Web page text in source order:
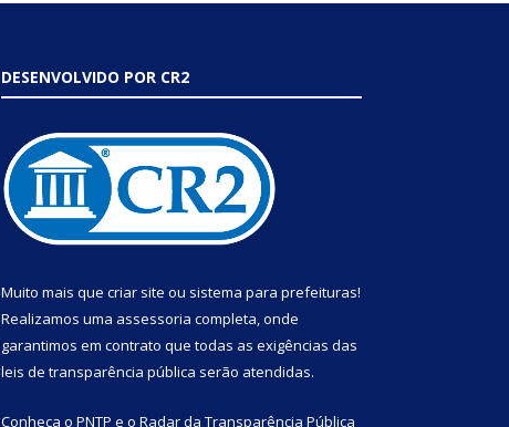
DESENVOLVIDO POR CR2
Muito mais que criar site ou sistema para prefeituras!
Realizamos uma assessoria completa, onde
garantimos em contrato que todas as exigências das
leis de transparência pública serão atendidas.
Conheça o PNTP e o Radar da Transparência Pública